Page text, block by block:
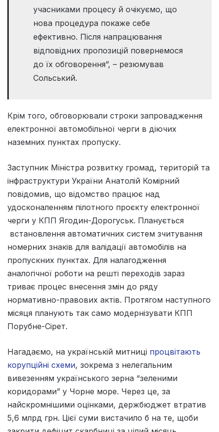
учасниками процесу й очікуємо, що
нова процедура покаже себе
ефективно. Після напрацювання
відповідних пропозицій повернемося
до їх обговорення”, – резюмував
Сольський.
Крім того, обговорювали строки запровадження
електронної автомобільної черги в діючих
наземних пунктах пропуску.
Заступник Міністра розвитку громад, територій та
інфраструктури України Анатолій Комірний
повідомив, що відомство працює над
удосконаленням пілотного проєкту електронної
черги у КПП Ягодин-Дорогуськ. Планується
встановлення автоматичних систем зчитування
номерних знаків для валідації автомобілів на
пропускних пунктах. Для налагодження
аналогічної роботи на решті переходів зараз
триває процес внесення змін до ряду
нормативно-правових актів. Протягом наступного
місяця планують так само модернізувати КПП
Порубне-Сірет.
Нагадаємо, на українській митниці процвітають
корупційні схеми, зокрема з нелегальним
вивезенням українського зерна “зеленими
коридорами” у Чорне море. Через це, за
найскромнішими оцінками, держбюджет втратив
5,6 млрд грн. Цієї суми вистачило б на те, щоби